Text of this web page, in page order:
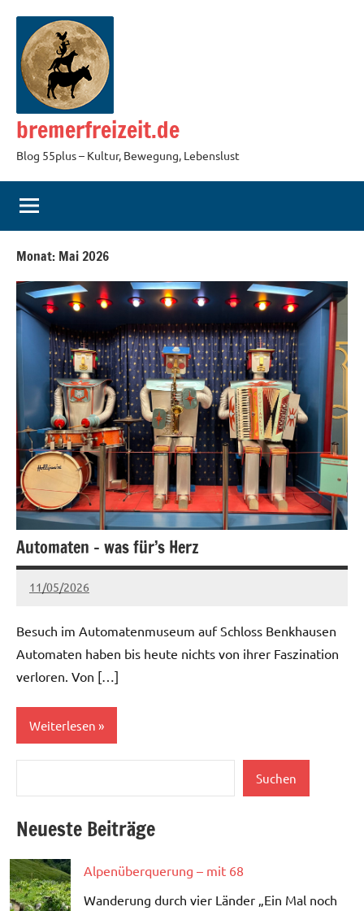
Inhalt
springen
bremerfreizeit.de
Blog 55plus – Kultur, Bewegung, Lebenslust
Monat: Mai 2026
Automaten – was für’s Herz
11/05/2026
Claudia
Keine
Besuch im Automatenmuseum auf Schloss Benkhausen
Automaten haben bis heute nichts von ihrer Faszination
verloren. Von […]
Weiterlesen
Suchen
Neueste Beiträge
Alpenüberquerung – mit 68
Wanderung durch vier Länder „Ein Mal noch